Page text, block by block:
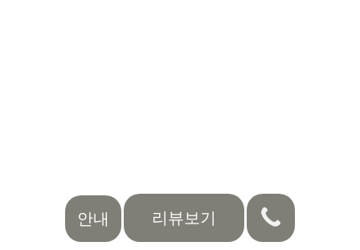
안내 리뷰보기